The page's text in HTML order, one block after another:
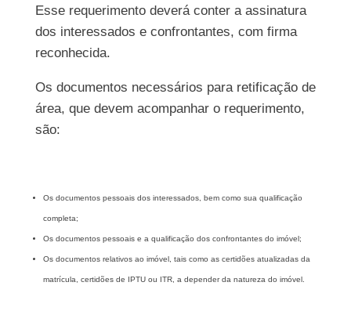
Esse requerimento deverá conter a assinatura
dos interessados e confrontantes, com firma
reconhecida.
Os documentos necessários para retificação de
área, que devem acompanhar o requerimento,
são:
Os documentos pessoais dos interessados, bem como sua qualificação
completa;
Os documentos pessoais e a qualificação dos confrontantes do imóvel;
Os documentos relativos ao imóvel, tais como as certidões atualizadas da
matrícula, certidões de IPTU ou ITR, a depender da natureza do imóvel.